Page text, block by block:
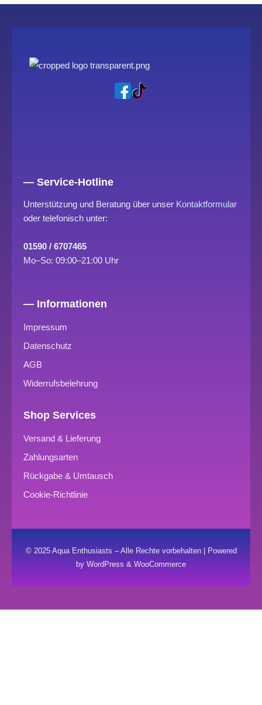
— Service-Hotline
Unterstützung und Beratung über unser Kontaktformular
oder telefonisch unter:
01590 / 6707465
Mo–So: 09:00–21:00 Uhr
— Informationen
Impressum
Datenschutz
AGB
Widerrufsbelehrung
Shop Services
Versand & Lieferung
Zahlungsarten
Rückgabe & Umtausch
Cookie-Richtlinie
© 2025 Aqua Enthusiasts – Alle Rechte vorbehalten | Powered
by WordPress & WooCommerce